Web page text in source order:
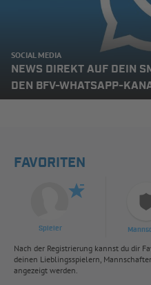
SOCIAL MEDIA
NEWS DIREKT AUF DEIN
DEN BFV-WHATSAPP-
FAVORITEN
Spieler
Nach der Registrierung kannst du dir
deinen Lieblingsspielern,
angezeigt werden.